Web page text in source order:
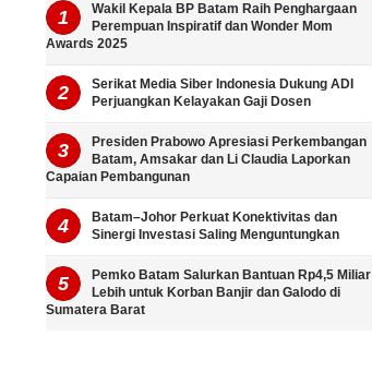
Wakil Kepala BP Batam Raih Penghargaan
Perempuan Inspiratif dan Wonder Mom
Awards 2025
Serikat Media Siber Indonesia Dukung ADI
Perjuangkan Kelayakan Gaji Dosen
Presiden Prabowo Apresiasi Perkembangan
Batam, Amsakar dan Li Claudia Laporkan
Capaian Pembangunan
Batam–Johor Perkuat Konektivitas dan
Sinergi Investasi Saling Menguntungkan
Pemko Batam Salurkan Bantuan Rp4,5 Miliar
Lebih untuk Korban Banjir dan Galodo di
Sumatera Barat